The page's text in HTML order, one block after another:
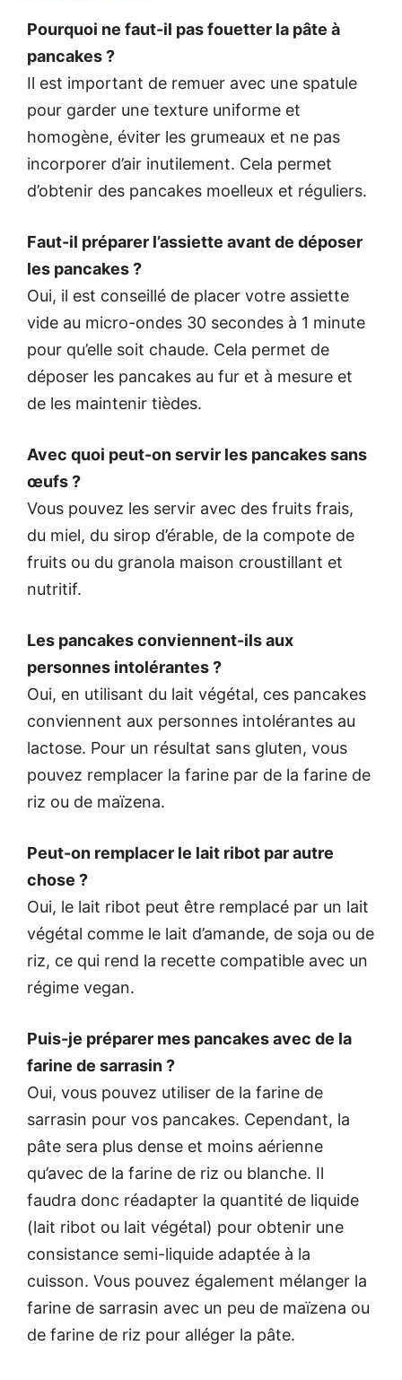
Pourquoi ne faut-il pas fouetter la pâte à
pancakes ?
Il est important de remuer avec une spatule
pour garder une texture uniforme et
homogène, éviter les grumeaux et ne pas
incorporer d’air inutilement. Cela permet
d’obtenir des pancakes moelleux et réguliers.
Faut-il préparer l’assiette avant de déposer
les pancakes ?
Oui, il est conseillé de placer votre assiette
vide au micro-ondes 30 secondes à 1 minute
pour qu’elle soit chaude. Cela permet de
déposer les pancakes au fur et à mesure et
de les maintenir tièdes.
Avec quoi peut-on servir les pancakes sans
œufs ?
Vous pouvez les servir avec des fruits frais,
du miel, du sirop d’érable, de la compote de
fruits ou du granola maison croustillant et
nutritif.
Les pancakes conviennent-ils aux
personnes intolérantes ?
Oui, en utilisant du lait végétal, ces pancakes
conviennent aux personnes intolérantes au
lactose. Pour un résultat sans gluten, vous
pouvez remplacer la farine par de la farine de
riz ou de maïzena.
Peut-on remplacer le lait ribot par autre
chose ?
Oui, le lait ribot peut être remplacé par un lait
végétal comme le lait d’amande, de soja ou de
riz, ce qui rend la recette compatible avec un
régime vegan.
Puis-je préparer mes pancakes avec de la
farine de sarrasin ?
Oui, vous pouvez utiliser de la farine de
sarrasin pour vos pancakes. Cependant, la
pâte sera plus dense et moins aérienne
qu’avec de la farine de riz ou blanche. Il
faudra donc réadapter la quantité de liquide
(lait ribot ou lait végétal) pour obtenir une
consistance semi-liquide adaptée à la
cuisson. Vous pouvez également mélanger la
farine de sarrasin avec un peu de maïzena ou
de farine de riz pour alléger la pâte.